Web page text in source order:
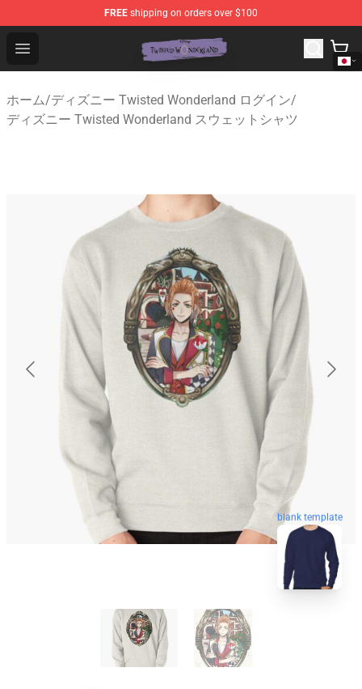
FREE shipping on orders over $100
Open menu
Twisted Wonderland Store - Official Twisted
ホーム/ディズニー Twisted Wonderland ログイン/
ディズニー Twisted Wonderland スウェットシャツ
blank template